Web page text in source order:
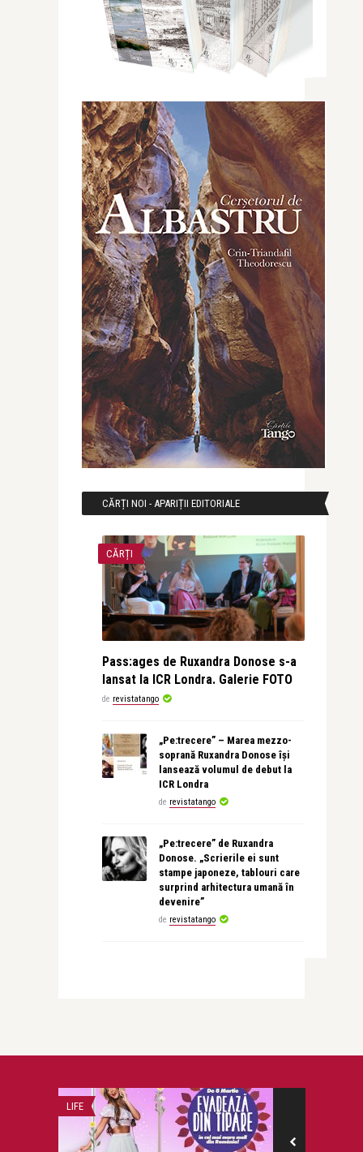
CĂRȚI NOI - APARIȚII EDITORIALE
CĂRȚI
Pass:ages de Ruxandra Donose s-a
lansat la ICR Londra. Galerie FOTO
de revistatango
„Pe:trecere” – Marea mezzo-
soprană Ruxandra Donose își
lansează volumul de debut la
ICR Londra
de revistatango
„Pe:trecere” de Ruxandra
Donose. „Scrierile ei sunt
stampe japoneze, tablouri care
surprind arhitectura umană în
devenire”
de revistatango
LIFE